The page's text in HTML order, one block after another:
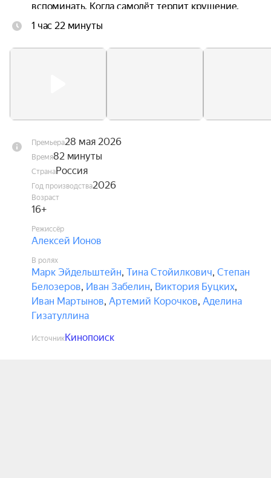
вспоминать. Когда самолёт терпит крушение,
троим приходится прыгать без подготовки.
— но оказываются подвешены над горной
1 час 22 минуты
Премьера28 мая 2026
Время82 минуты
СтранаРоссия
Год производства2026
Возраст
16+
Режиссёр
Алексей Ионов
В ролях
Марк Эйдельштейн, Тина Стойилкович, Степан
Белозеров, Иван Забелин, Виктория Буцких,
Иван Мартынов, Артемий Корочков, Аделина
Гизатуллина
ИсточникКинопоиск